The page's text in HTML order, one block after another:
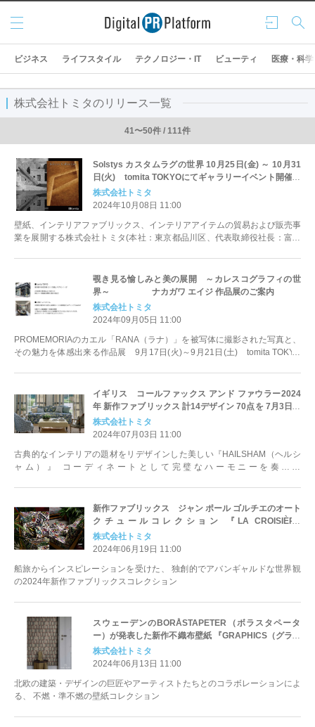
ログ
イン
検索
メニ
ュー
ビジネス ライフスタイル テクノロジー・IT ビューティ 医療・科学
株式会社トミタのリリース一覧
41〜50件 / 111件
Solstys カスタムラグの世界 10月25日(金) ～ 10月31
日(火) tomita TOKYOにてギャラリーイベント開催の
ご案内
株式会社トミタ
2024年10月08日 11:00
壁紙、インテリアファブリックス、インテリアアイテムの貿易および販売事
業を展開する株式会社トミタ(本社：東京都品川区、代表取締役社長：富田
覗き見る愉しみと美の展開 ～カレスコグラフィの世
界～ ナカガワ エイジ 作品展のご案内
株式会社トミタ
2024年09月05日 11:00
PROMEMORIAのカエル「RANA（ラナ）」を被写体に撮影された写真と、
その魅力を体感出来る作品展 9月17日(火)～9月21日(土) tomita TOKYO
イギリス コールファックス アンド ファウラー2024
年 新作ファブリックス 計14デザイン 70点を 7月3日よ
り発売開始
株式会社トミタ
2024年07月03日 11:00
古典的なインテリアの題材をリデザインした美しい『HAILSHAM（ヘルシ
ャム）』 コーディネートとして完璧なハーモニーを奏でる
新作ファブリックス ジャン ポール ゴルチエのオート
クチュールコレクション 『LA CROISIÈRE
S’AMUSE（ラ クロワジィエール アミューズ）』9デザ
イン36点 6月19日発売開始
株式会社トミタ
2024年06月19日 11:00
船旅からインスピレーションを受けた、 独創的でアバンギャルドな世界観
の2024年新作ファブリックスコレクション
スウェーデンのBORÅSTAPETER（ボラスタペータ
ー）が発表した新作不織布壁紙 『GRAPHICS（グラフ
ィックス）』（16デザイン39点）6月13日より発売開
始
株式会社トミタ
2024年06月13日 11:00
北欧の建築・デザインの巨匠やアーティストたちとのコラボレーションによ
る、 不燃・準不燃の壁紙コレクション